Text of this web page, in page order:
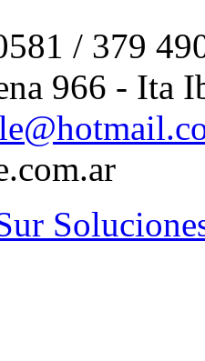
/ 379
966 - Ita